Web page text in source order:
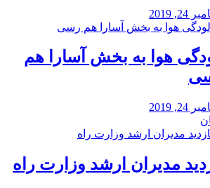
2019
هوا به بخش آسارا هم
2019
مدیران ارشد وزارت راه